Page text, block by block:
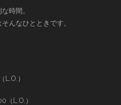
時間。
んなひとときです。
L.O.）
（L.O.）